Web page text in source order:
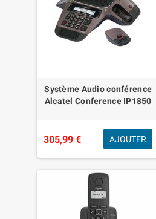
Système Audio conférence
Alcatel Conference IP1850
305,99 € AJOUTER